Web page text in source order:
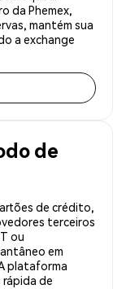
da Phemex,
mantém sua
a exchange
de
de crédito,
terceiros
ou
em
plataforma
rápida de